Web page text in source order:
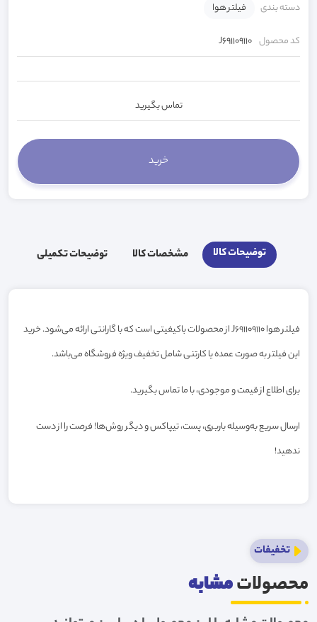
دسته بندی فیلتر هوا
کد محصول J691109110
تماس بگیرید
توضیحات کالا مشخصات کالا توضیحات تکمیلی
فیلتر هوا J691109110 از محصولات باکیفیتی است که با گارانتی ارائه می‌شود. خرید
این فیلتر به صورت عمده یا کارتنی شامل تخفیف ویژه فروشگاه می‌باشد.
برای اطلاع از قیمت و موجودی، با ما تماس بگیرید.
ارسال سریع به‌وسیله باربری، پست، تیپاکس و دیگر روش‌ها! فرصت را از دست
ندهید!
تخفیفات
محصولاتمشابه